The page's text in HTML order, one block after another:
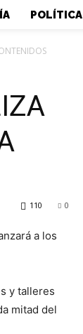
POLÍTICA
0
110
a los
y talleres
mitad del